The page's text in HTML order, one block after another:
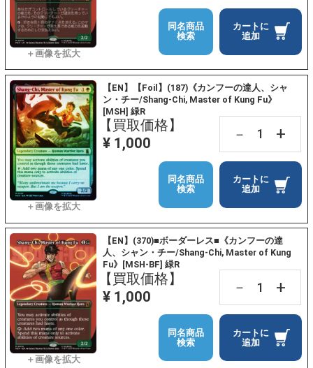
カートに
追加
同名商品
検索
【EN】【Foil】(187)《カンフーの達人、シャ
ン・チー/Shang-Chi, Master of Kung Fu》
[MSH] 緑R
【買取価格】
¥ 1,000
－ +
カートに
追加
同名商品
検索
【EN】(370)■ボーダーレス■《カンフーの達
人、シャン・チー/Shang-Chi, Master of Kung
Fu》[MSH-BF] 緑R
【買取価格】
¥ 1,000
－ +
カートに
追加
同名商品
検索